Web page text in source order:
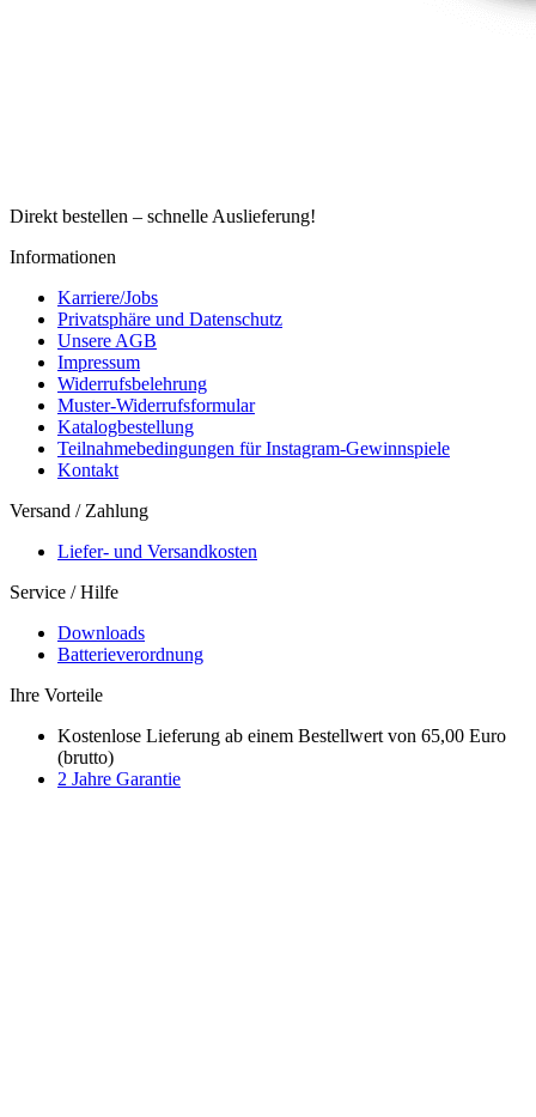
Direkt bestellen – schnelle Auslieferung!
Informationen
Karriere/Jobs
Privatsphäre und Datenschutz
Unsere AGB
Impressum
Widerrufsbelehrung
Muster-Widerrufsformular
Katalogbestellung
Teilnahmebedingungen für Instagram-Gewinnspiele
Kontakt
Versand / Zahlung
Liefer- und Versandkosten
Service / Hilfe
Downloads
Batterieverordnung
Ihre Vorteile
Kostenlose Lieferung ab einem Bestellwert von 65,00 Euro
(brutto)
2 Jahre Garantie